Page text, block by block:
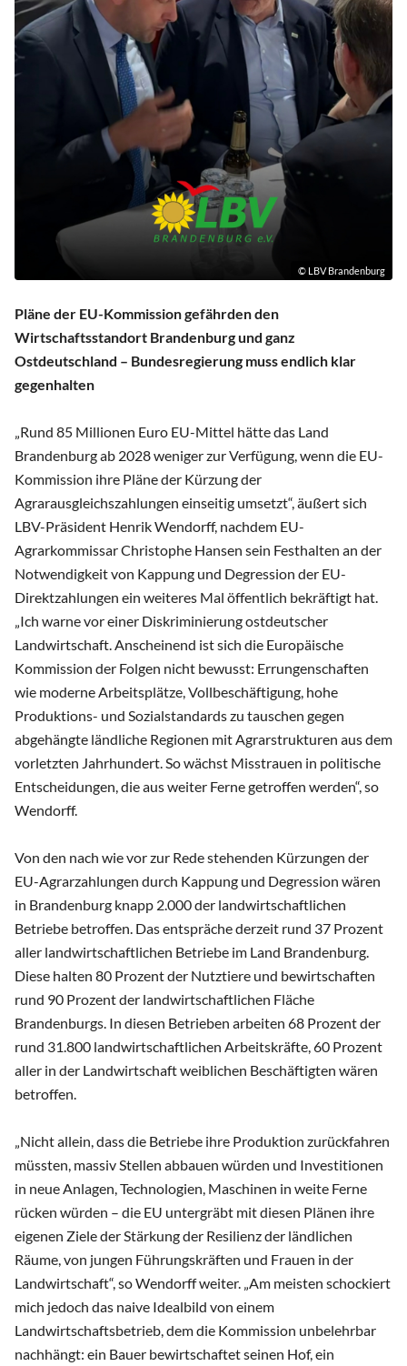
© LBV Brandenburg
Pläne der EU-Kommission gefährden den
Wirtschaftsstandort Brandenburg und ganz
Ostdeutschland – Bundesregierung muss endlich klar
gegenhalten
„Rund 85 Millionen Euro EU-Mittel hätte das Land
Brandenburg ab 2028 weniger zur Verfügung, wenn die EU-
Kommission ihre Pläne der Kürzung der
Agrarausgleichszahlungen einseitig umsetzt“, äußert sich
LBV-Präsident Henrik Wendorff, nachdem EU-
Agrarkommissar Christophe Hansen sein Festhalten an der
Notwendigkeit von Kappung und Degression der EU-
Direktzahlungen ein weiteres Mal öffentlich bekräftigt hat.
„Ich warne vor einer Diskriminierung ostdeutscher
Landwirtschaft. Anscheinend ist sich die Europäische
Kommission der Folgen nicht bewusst: Errungenschaften
wie moderne Arbeitsplätze, Vollbeschäftigung, hohe
Produktions- und Sozialstandards zu tauschen gegen
abgehängte ländliche Regionen mit Agrarstrukturen aus dem
vorletzten Jahrhundert. So wächst Misstrauen in politische
Entscheidungen, die aus weiter Ferne getroffen werden“, so
Wendorff.
Von den nach wie vor zur Rede stehenden Kürzungen der
EU-Agrarzahlungen durch Kappung und Degression wären
in Brandenburg knapp 2.000 der landwirtschaftlichen
Betriebe betroffen. Das entspräche derzeit rund 37 Prozent
aller landwirtschaftlichen Betriebe im Land Brandenburg.
Diese halten 80 Prozent der Nutztiere und bewirtschaften
rund 90 Prozent der landwirtschaftlichen Fläche
Brandenburgs. In diesen Betrieben arbeiten 68 Prozent der
rund 31.800 landwirtschaftlichen Arbeitskräfte, 60 Prozent
aller in der Landwirtschaft weiblichen Beschäftigten wären
betroffen.
„Nicht allein, dass die Betriebe ihre Produktion zurückfahren
müssten, massiv Stellen abbauen würden und Investitionen
in neue Anlagen, Technologien, Maschinen in weite Ferne
rücken würden – die EU untergräbt mit diesen Plänen ihre
eigenen Ziele der Stärkung der Resilienz der ländlichen
Räume, von jungen Führungskräften und Frauen in der
Landwirtschaft“, so Wendorff weiter. „Am meisten schockiert
mich jedoch das naive Idealbild von einem
Landwirtschaftsbetrieb, dem die Kommission unbelehrbar
nachhängt: ein Bauer bewirtschaftet seinen Hof, ein